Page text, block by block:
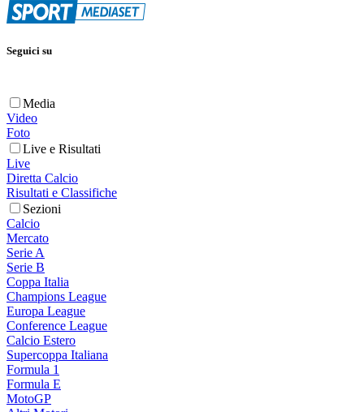
Seguici su
Media
Video
Foto
Live e Risultati
Live
Diretta Calcio
Risultati e Classifiche
Sezioni
Calcio
Mercato
Serie A
Serie B
Coppa Italia
Champions League
Europa League
Conference League
Calcio Estero
Supercoppa Italiana
Formula 1
Formula E
MotoGP